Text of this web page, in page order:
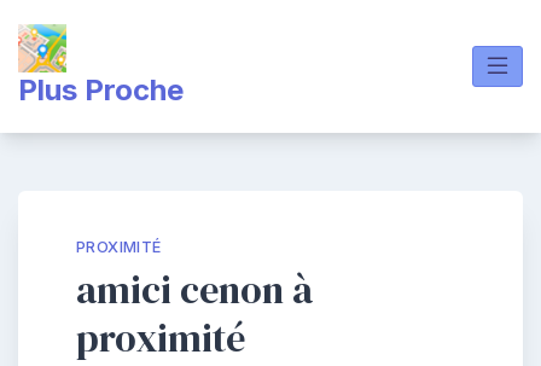
content
Plus Proche
PROXIMITÉ
amici cenon à
proximité